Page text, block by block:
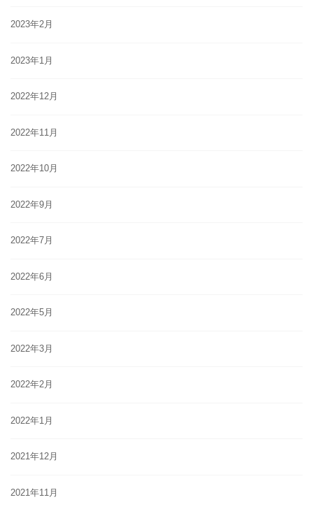
2023年2月
2023年1月
2022年12月
2022年11月
2022年10月
2022年9月
2022年7月
2022年6月
2022年5月
2022年3月
2022年2月
2022年1月
2021年12月
2021年11月